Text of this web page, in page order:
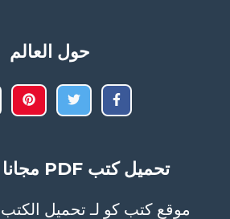
حول العالم
تحميل كتب PDF مجانا – كتب كو